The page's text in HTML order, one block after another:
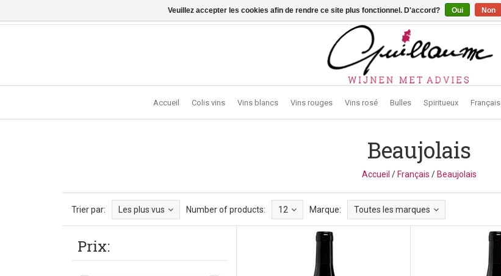
Vragen? Bel ons: +32 (0)13 - 77 11 21 - Winkel: Lochtstraat 2, 3272 Testelt -info@guillaumewijnen.be
Accueil Colis vins Vins blancs Vins rouges Vins rosé Bulles Spiritueux Français
Beaujolais
Accueil /Français /Beaujolais
Trier par: Les plus vus Number of products: 12 Marque: Toutes les marques
Prix:
Veuillez accepter les cookies afin de rendre ce site plus fonctionnel. D'accord? Oui Non